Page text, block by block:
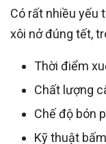
Có rất nhiều yếu
xôi nở đúng tết,
Thời điểm
Chất lượng
Chế độ bón
Kỹ thuật